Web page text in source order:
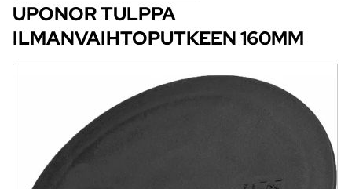
UPONORTULPPA
ILMANVAIHTOPUTKEEN 160MM